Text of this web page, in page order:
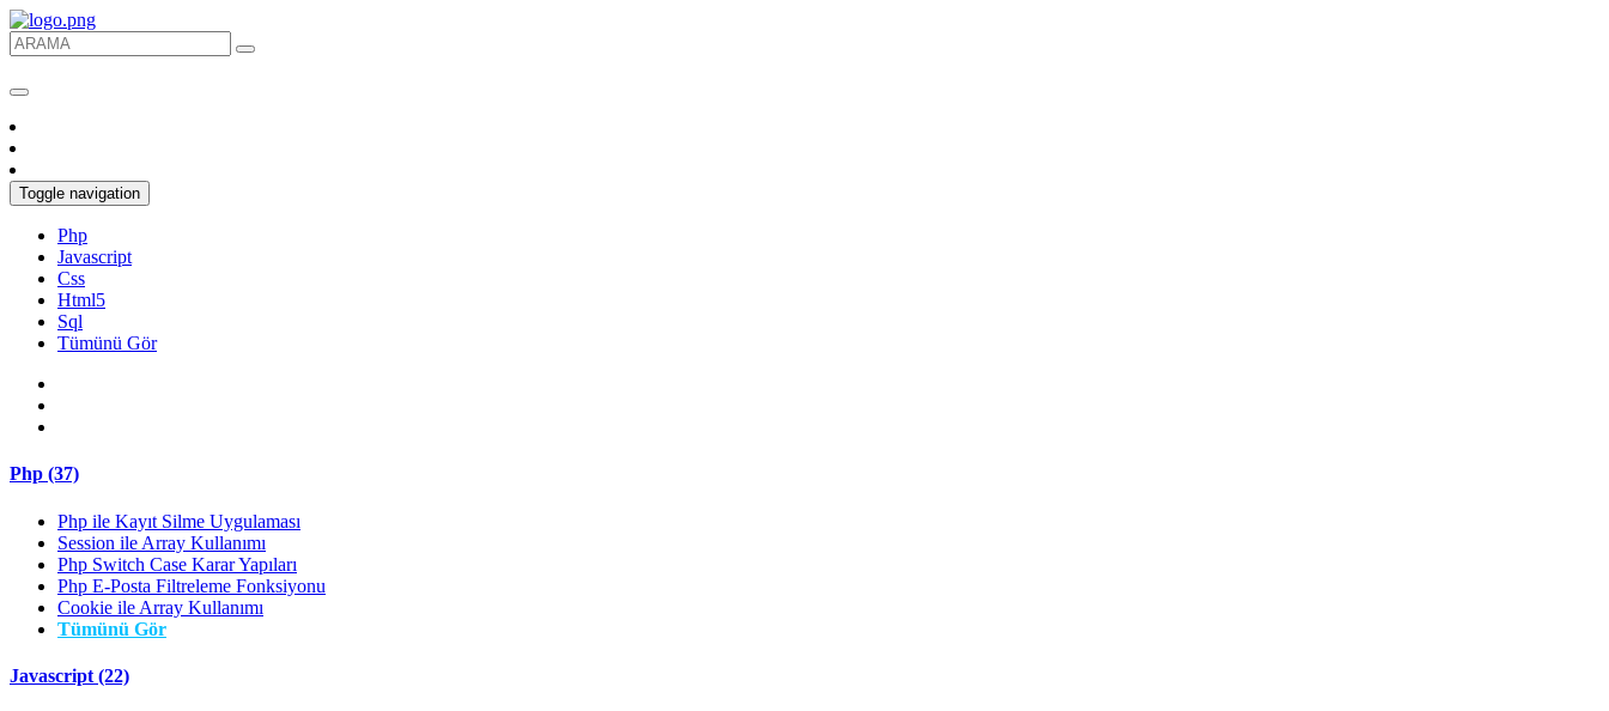
Toggle navigation
Php
Javascript
Css
Html5
Sql
Tümünü Gör
Php (37)
Php ile Kayıt Silme Uygulaması
Session ile Array Kullanımı
Php Switch Case Karar Yapıları
Php E-Posta Filtreleme Fonksiyonu
Cookie ile Array Kullanımı
Tümünü Gör
Javascript (22)